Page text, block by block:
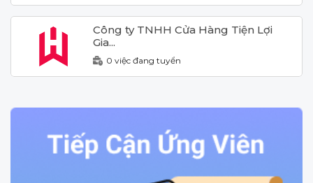
Công ty TNHH Cửa Hàng Tiện Lợi
Gia...
0 việc đang tuyển